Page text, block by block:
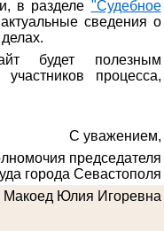
в разделе "Судебное
сведения о
будет полезным
процесса,
С уважением,
председателя
города Севастополя
Макоед Юлия Игоревна